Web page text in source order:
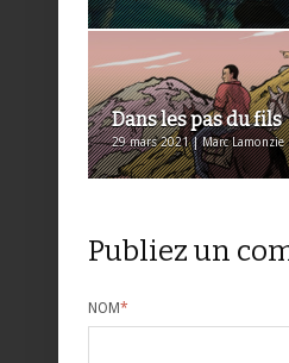
Dans les pas du fils
29 mars 2021 | Marc Lamonzie
Publiez un
NOM*